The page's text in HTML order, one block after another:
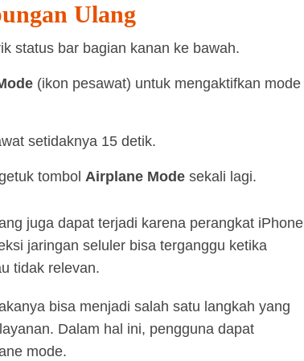
Ulang
status bar bagian kanan ke bawah.
(ikon pesawat) untuk mengaktifkan mode
setidaknya 15 detik.
tombol Airplane Mode sekali lagi.
juga dapat terjadi karena perangkat iPhone
jaringan seluler bisa terganggu ketika
tidak relevan.
bisa menjadi salah satu langkah yang
Dalam hal ini, pengguna dapat
mode.